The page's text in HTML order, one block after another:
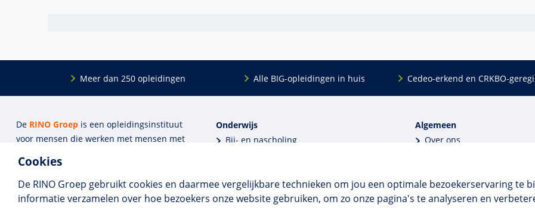
Cookies
De RINO Groep gebruikt cookies en daarmee vergelijkbare technieken om jou een optimale bezoekerservaring te
informatie verzamelen over hoe bezoekers onze website gebruiken, om zo onze pagina's te analyseren en
Meer dan 250 opleidingen Alle BIG-opleidingen in huis Cedeo-erkend en CRKBO-
De RINO Groepis een opleidings­insti­tuut
voor mensen die werken met mensen met
onze top­docenten bieden we innova­tieve
opleidingen, cursussen en congres­sen op
maat.
Onderwijs
Bij- en nascholing
Praktijkinstellingen
Erkenning aanvragen
Algemeen
Over ons
Algemene voorwaarden
Disclaimer & privacy